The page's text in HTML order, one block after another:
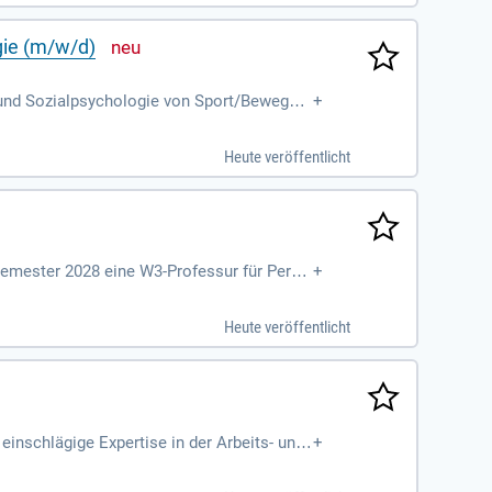
(m/w/d)
Sozialpsychologie von Sport/Bewegun
g.
+
Heute veröffentlicht
2028 eine W3-Professur für Persö +
Heute veröffentlicht
Expertise in der Arbeits- und +